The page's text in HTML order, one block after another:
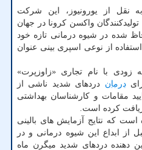
نقل از یورونیوز، این شرکت
واکسن کرونا در جهان
شده در شیوه درمانی تازه خود
از نوعی اسپری بینی عنوان
با نام تجاری «زاوزپرت»
درمان دردهای شدید ناشی از
مقامات و کارشناسان بهداشتی
کرده است.
است که نتایج آزمایش های بالینی
از ابداع این شیوه درمانی و در
دهنده دردهای شدید میگرن ماه